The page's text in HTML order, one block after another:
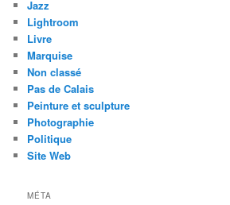
Jazz
Lightroom
Livre
Marquise
Non classé
Pas de Calais
Peinture et sculpture
Photographie
Politique
Site Web
MÉTA